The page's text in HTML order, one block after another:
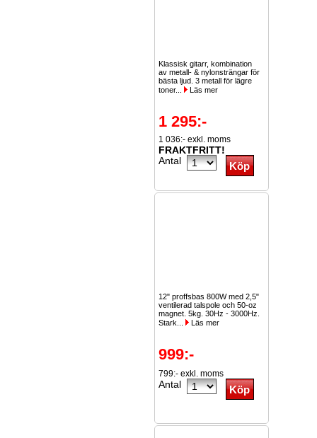
Klassisk gitarr, kombination
av metall- & nylonsträngar för
bästa ljud. 3 metall för lägre
toner...
Läs mer
1 295:-
1 036:- exkl. moms
FRAKTFRITT!
Antal
12" proffsbas 800W med 2,5"
ventilerad talspole och 50-oz
magnet. 5kg. 30Hz - 3000Hz.
Stark...
Läs mer
999:-
799:- exkl. moms
Antal